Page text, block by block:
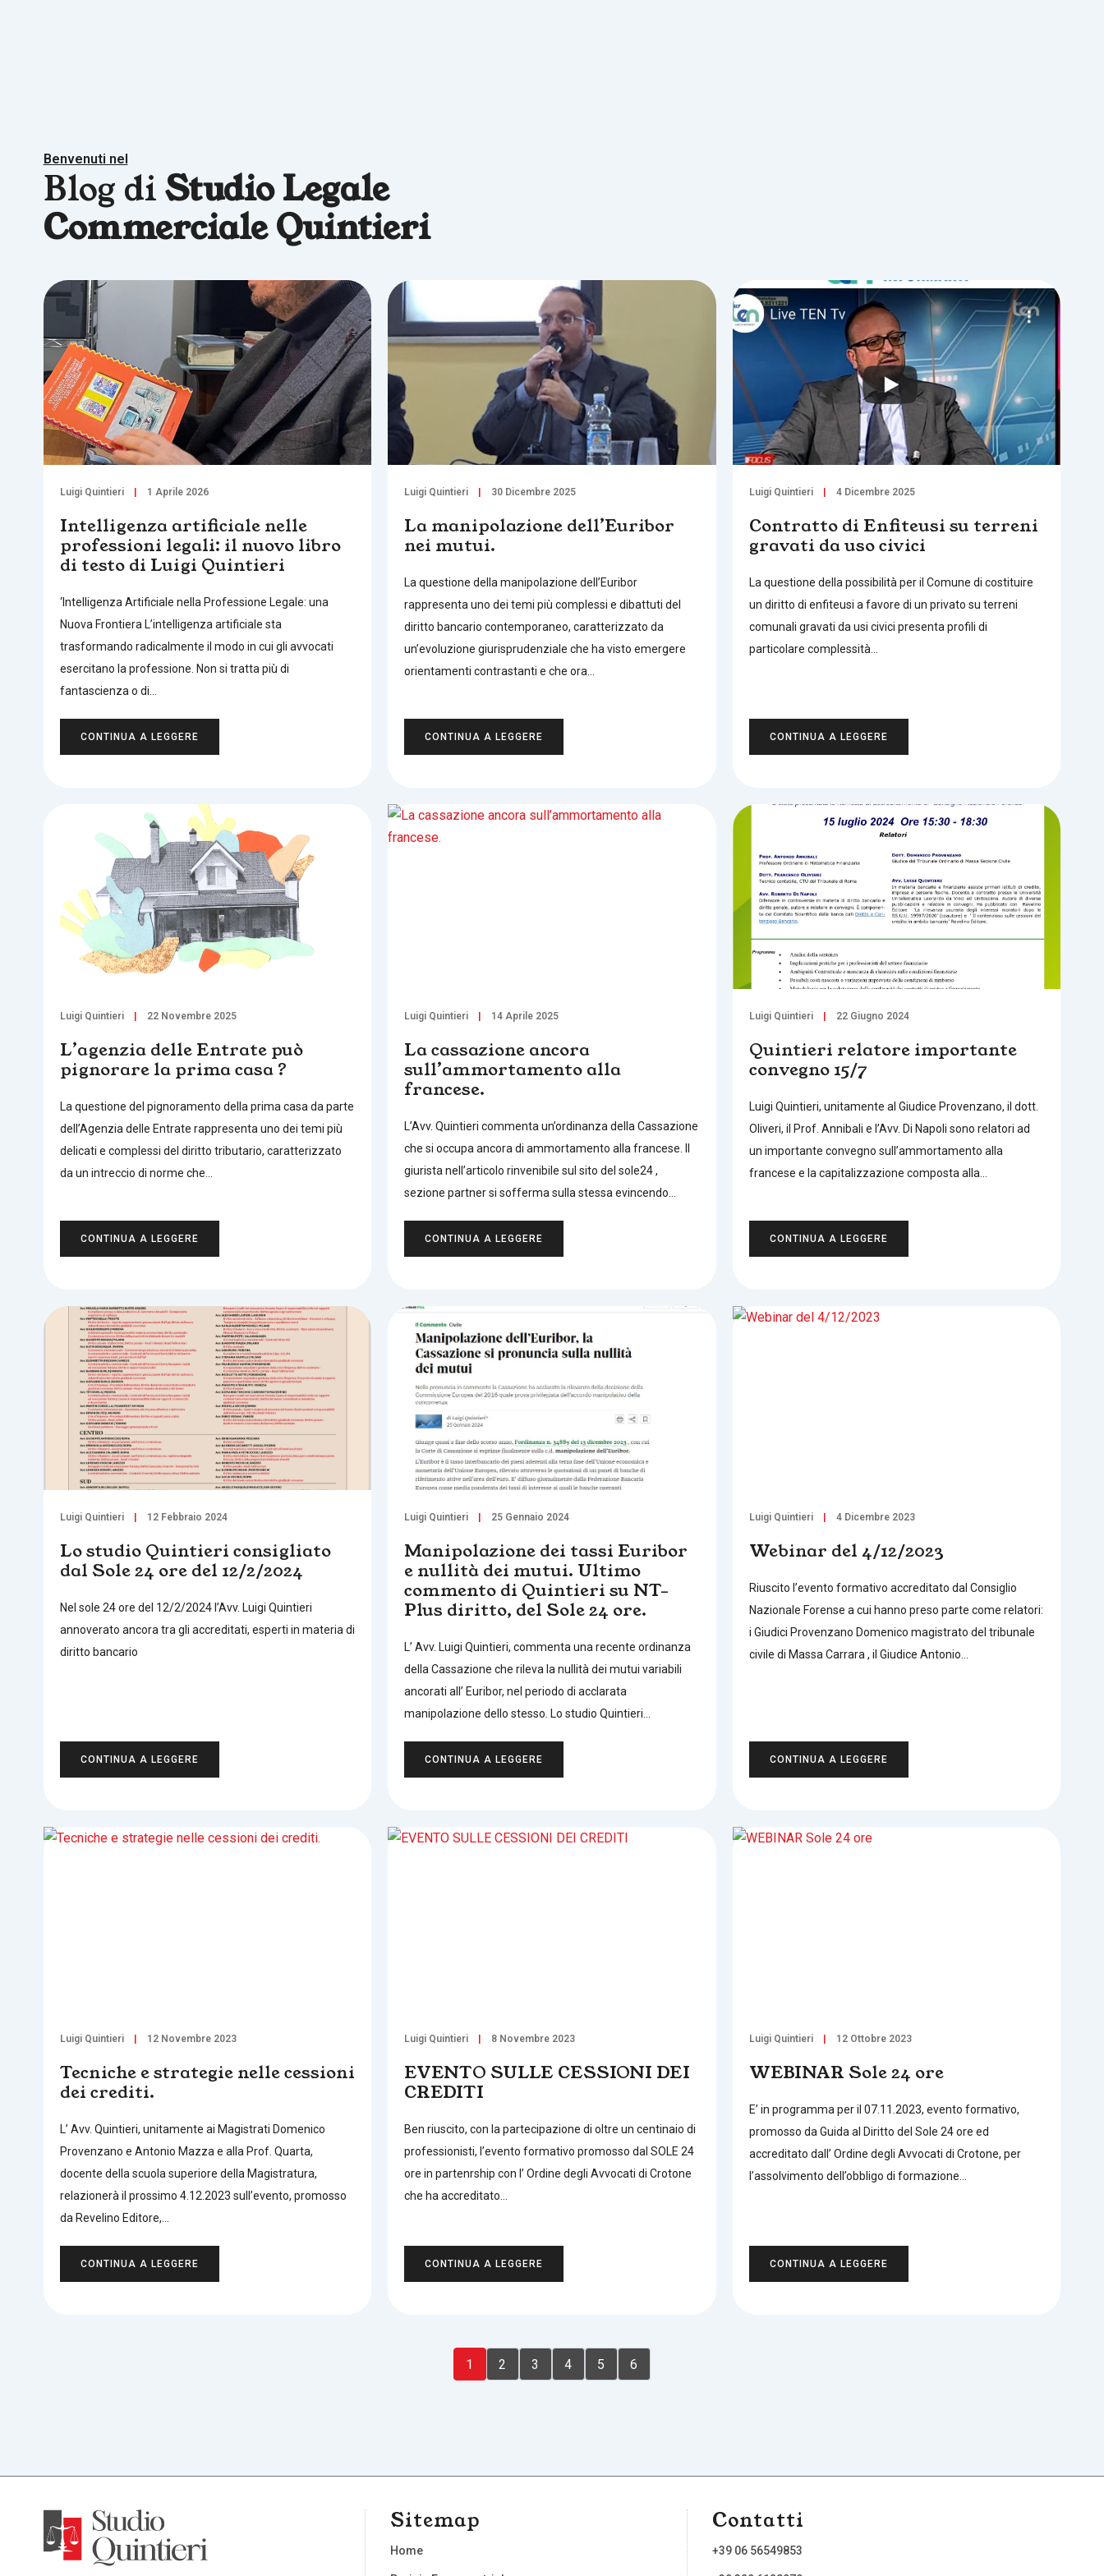
Benvenuti nel
Blog diStudio Legale
Commerciale Quintieri
Intelligenza artificiale nelle
professioni legali: il nuovo libro
di testo di Luigi Quintieri
Luigi Quintieri 1 Aprile 2026
‘Intelligenza Artificiale nella Professione Legale: una
Nuova Frontiera L’intelligenza artificiale sta
trasformando radicalmente il modo in cui gli avvocati
esercitano la professione. Non si tratta più di
fantascienza o di…
CONTINUA A LEGGERE
La manipolazione dell’Euribor
nei mutui.
Luigi Quintieri 30 Dicembre 2025
La questione della manipolazione dell’Euribor
rappresenta uno dei temi più complessi e dibattuti del
diritto bancario contemporaneo, caratterizzato da
un’evoluzione giurisprudenziale che ha visto emergere
orientamenti contrastanti e che ora…
CONTINUA A LEGGERE
Contratto di Enfiteusi su terreni
gravati da uso civici
Luigi Quintieri 4 Dicembre 2025
La questione della possibilità per il Comune di costituire
un diritto di enfiteusi a favore di un privato su terreni
comunali gravati da usi civici presenta profili di
particolare complessità…
CONTINUA A LEGGERE
L’agenzia delle Entrate può
pignorare la prima casa ?
Luigi Quintieri 22 Novembre 2025
La questione del pignoramento della prima casa da parte
dell’Agenzia delle Entrate rappresenta uno dei temi più
delicati e complessi del diritto tributario, caratterizzato
da un intreccio di norme che…
CONTINUA A LEGGERE
La cassazione ancora
sull’ammortamento alla
francese.
Luigi Quintieri 14 Aprile 2025
L’Avv. Quintieri commenta un’ordinanza della Cassazione
che si occupa ancora di ammortamento alla francese. Il
giurista nell’articolo rinvenibile sul sito del sole24 ,
sezione partner si sofferma sulla stessa evincendo…
CONTINUA A LEGGERE
Quintieri relatore importante
convegno 15/7
Luigi Quintieri 22 Giugno 2024
Luigi Quintieri, unitamente al Giudice Provenzano, il dott.
Oliveri, il Prof. Annibali e l’Avv. Di Napoli sono relatori ad
un importante convegno sull’ammortamento alla
francese e la capitalizzazione composta alla…
CONTINUA A LEGGERE
Lo studio Quintieri consigliato
dal Sole 24 ore del 12/2/2024
Luigi Quintieri 12 Febbraio 2024
Nel sole 24 ore del 12/2/2024 l’Avv. Luigi Quintieri
annoverato ancora tra gli accreditati, esperti in materia di
diritto bancario
CONTINUA A LEGGERE
Manipolazione dei tassi Euribor
e nullità dei mutui. Ultimo
commento di Quintieri su NT-
Plus diritto, del Sole 24 ore.
Luigi Quintieri 25 Gennaio 2024
L’ Avv. Luigi Quintieri, commenta una recente ordinanza
della Cassazione che rileva la nullità dei mutui variabili
ancorati all’ Euribor, nel periodo di acclarata
manipolazione dello stesso. Lo studio Quintieri…
CONTINUA A LEGGERE
Webinar del 4/12/2023
Luigi Quintieri 4 Dicembre 2023
Riuscito l’evento formativo accreditato dal Consiglio
Nazionale Forense a cui hanno preso parte come relatori:
i Giudici Provenzano Domenico magistrato del tribunale
civile di Massa Carrara , il Giudice Antonio…
CONTINUA A LEGGERE
Tecniche e strategie nelle cessioni
dei crediti.
Luigi Quintieri 12 Novembre 2023
L’ Avv. Quintieri, unitamente ai Magistrati Domenico
Provenzano e Antonio Mazza e alla Prof. Quarta,
docente della scuola superiore della Magistratura,
relazionerà il prossimo 4.12.2023 sull’evento, promosso
da Revelino Editore,…
CONTINUA A LEGGERE
EVENTO SULLE CESSIONI DEI
CREDITI
Luigi Quintieri 8 Novembre 2023
Ben riuscito, con la partecipazione di oltre un centinaio di
professionisti, l’evento formativo promosso dal SOLE 24
ore in partenrship con l’ Ordine degli Avvocati di Crotone
che ha accreditato…
CONTINUA A LEGGERE
WEBINAR Sole 24 ore
Luigi Quintieri 12 Ottobre 2023
E’ in programma per il 07.11.2023, evento formativo,
promosso da Guida al Diritto del Sole 24 ore ed
accreditato dall’ Ordine degli Avvocati di Crotone, per
l’assolvimento dell’obbligo di formazione…
CONTINUA A LEGGERE
1 2 3 4 5 6
Sitemap
Home
Contatti
+39 06 56549853